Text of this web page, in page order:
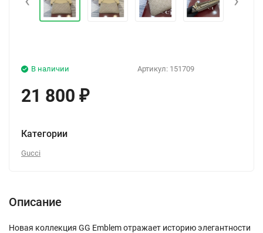
Артикул: 151709
В наличии
21 800 ₽
Категории
Gucci
Описание
Новая коллекция GG Emblem отражает историю элегантности